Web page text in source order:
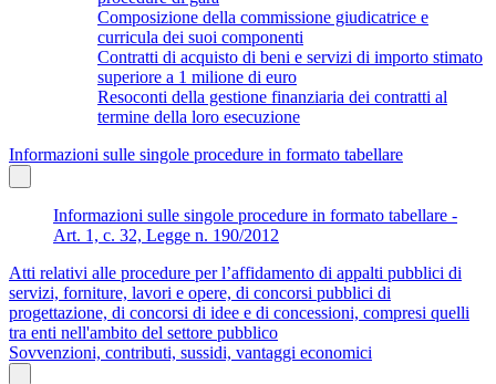
Composizione della commissione giudicatrice e
curricula dei suoi componenti
Contratti di acquisto di beni e servizi di importo stimato
superiore a 1 milione di euro
Resoconti della gestione finanziaria dei contratti al
termine della loro esecuzione
Informazioni sulle singole procedure in formato tabellare
Informazioni sulle singole procedure in formato tabellare -
Art. 1, c. 32, Legge n. 190/2012
Atti relativi alle procedure per l’affidamento di appalti pubblici di
servizi, forniture, lavori e opere, di concorsi pubblici di
progettazione, di concorsi di idee e di concessioni, compresi quelli
tra enti nell'ambito del settore pubblico
Sovvenzioni, contributi, sussidi, vantaggi economici